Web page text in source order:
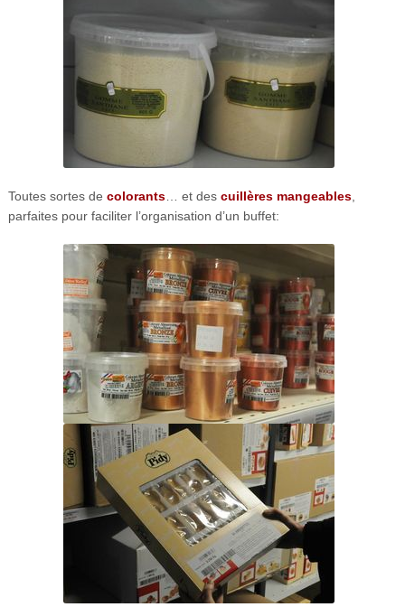
Toutes sortes de colorants… et des cuillères mangeables,
parfaites pour faciliter l’organisation d’un buffet: